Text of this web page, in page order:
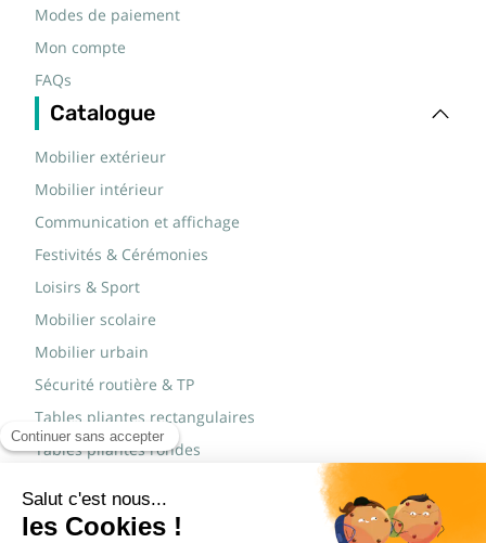
Modes de paiement
Mon compte
FAQs
Catalogue
Mobilier extérieur
Mobilier intérieur
Communication et affichage
Festivités & Cérémonies
Loisirs & Sport
Mobilier scolaire
Mobilier urbain
Sécurité routière & TP
Tables pliantes rectangulaires
Tables pliantes rondes
Marques